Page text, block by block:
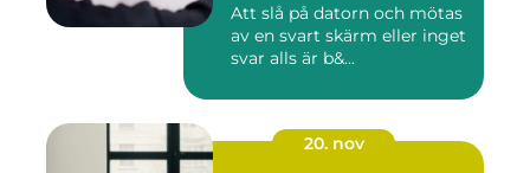
Att slå på datorn och mötas
av en svart skärm eller inget
svar alls är b&...
20. nov